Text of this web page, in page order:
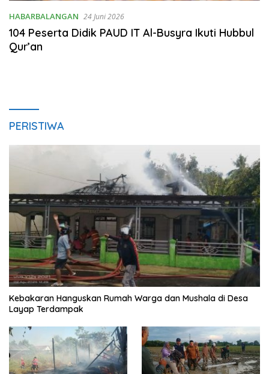
HABARBALANGAN 24 Juni 2026
104 Peserta Didik PAUD IT Al-Busyra Ikuti Hubbul
Qur’an
PERISTIWA
Kebakaran Hanguskan Rumah Warga dan Mushala di Desa
Layap Terdampak